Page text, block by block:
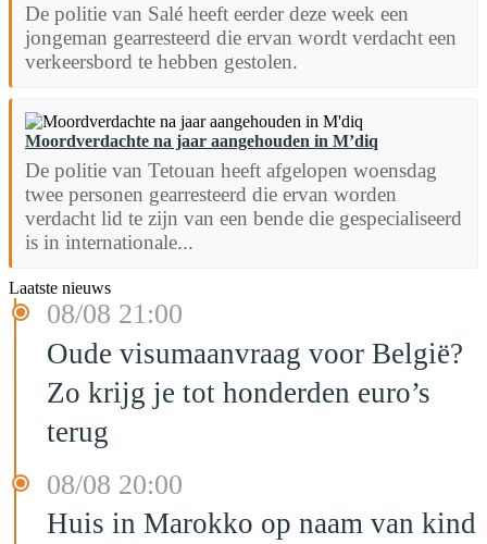
De politie van Salé heeft eerder deze week een
jongeman gearresteerd die ervan wordt verdacht een
verkeersbord te hebben gestolen.
Moordverdachte na jaar aangehouden in M’diq
De politie van Tetouan heeft afgelopen woensdag
twee personen gearresteerd die ervan worden
verdacht lid te zijn van een bende die gespecialiseerd
is in internationale...
Laatste nieuws
08/08 21:00
Oude visumaanvraag voor België?
Zo krijg je tot honderden euro’s
terug
08/08 20:00
Huis in Marokko op naam van kind